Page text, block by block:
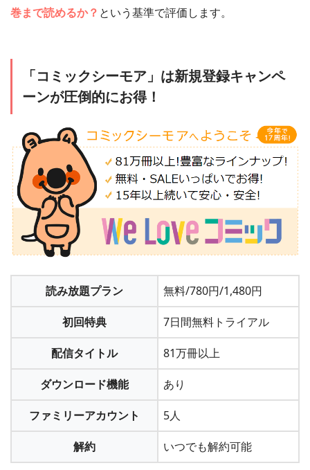
巻まで読めるか？ という基準で評価します。
「コミックシーモア」は新規登録キャンペ
ーンが圧倒的にお得！
読み放題プラン 無料/780円/1,480円
初回特典 7日間無料トライアル
配信タイトル 81万冊以上
ダウンロード機能 あり
ファミリーアカウント 5人
解約 いつでも解約可能